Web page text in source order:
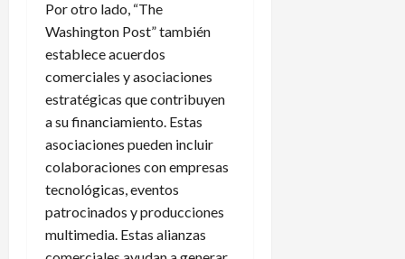
Por otro lado, “The
Washington Post” también
establece acuerdos
comerciales y asociaciones
estratégicas que contribuyen
a su financiamiento. Estas
asociaciones pueden incluir
colaboraciones con empresas
tecnológicas, eventos
patrocinados y producciones
multimedia. Estas alianzas